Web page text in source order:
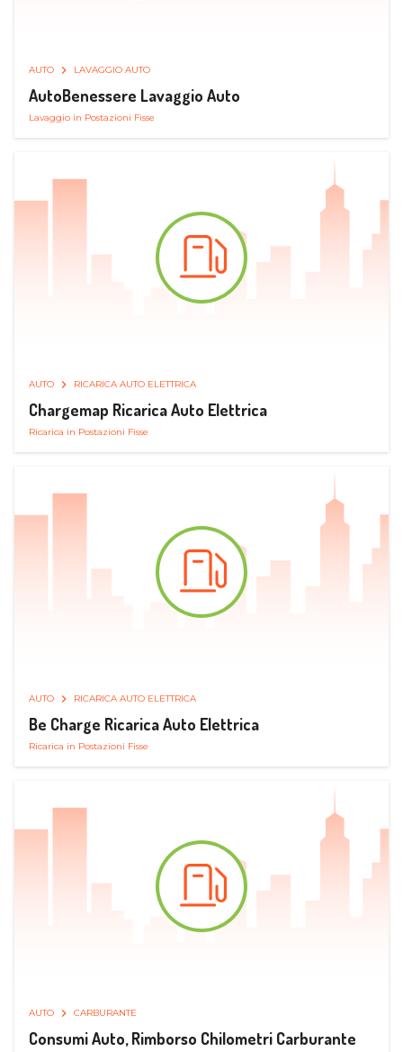
AUTO LAVAGGIO AUTO
AutoBenessere Lavaggio Auto
Lavaggio in Postazioni Fisse
AUTO RICARICA AUTO ELETTRICA
Chargemap Ricarica Auto Elettrica
Ricarica in Postazioni Fisse
AUTO RICARICA AUTO ELETTRICA
Be Charge Ricarica Auto Elettrica
Ricarica in Postazioni Fisse
AUTO CARBURANTE
Consumi Auto, Rimborso Chilometri Carburante